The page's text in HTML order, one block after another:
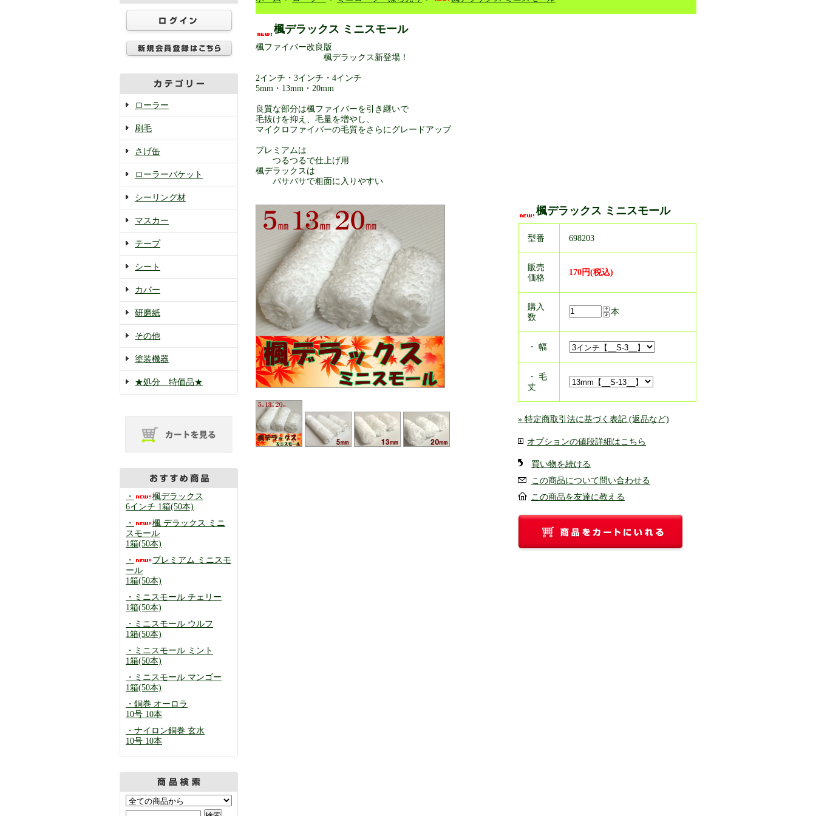
ローラー
刷毛
さげ缶
ローラーバケット
シーリング材
マスカー
テープ
シート
カバー
研磨紙
その他
塗装機器
★処分 特価品★
・
楓デラックス
6インチ 1箱(50本)
・
楓 デラックス ミニ
スモール
1箱(50本)
・
プレミアム ミニスモ
ール
1箱(50本)
・ミニスモール チェリー
1箱(50本)
・ミニスモール ウルフ
1箱(50本)
・ミニスモール ミント
1箱(50本)
・ミニスモール マンゴー
1箱(50本)
・銅巻 オーロラ
10号 10本
・ナイロン銅巻 玄水
10号 10本
楓デラックス ミニスモール
楓ファイバー改良版
楓デラックス新登場！
2インチ・3インチ・4インチ
5mm・13mm・20mm
良質な部分は楓ファイバーを引き継いで
毛抜けを抑え、毛量を増やし、
マイクロファイバーの毛質をさらにグレードアップ
プレミアムは
つるつるで仕上げ用
楓デラックスは
バサバサで粗面に入りやすい
楓デラックス ミニスモール
型番 698203
販売
価格
170円(税込)
購入
数
本
・ 幅
・ 毛
丈
» 特定商取引法に基づく表記 (返品など)
オプションの値段詳細はこちら
買い物を続ける
この商品について問い合わせる
この商品を友達に教える